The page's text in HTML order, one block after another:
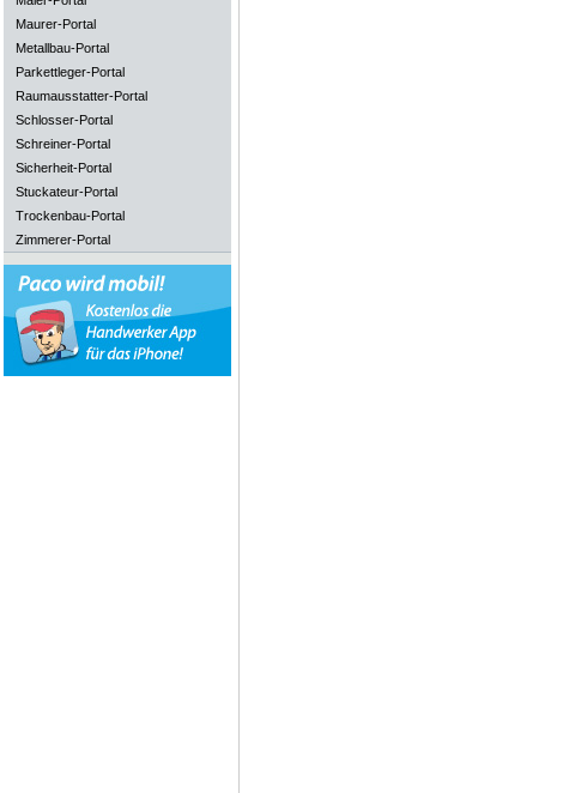
Maurer-Portal
Metallbau-Portal
Parkettleger-Portal
Raumausstatter-Portal
Schlosser-Portal
Schreiner-Portal
Sicherheit-Portal
Stuckateur-Portal
Trockenbau-Portal
Zimmerer-Portal